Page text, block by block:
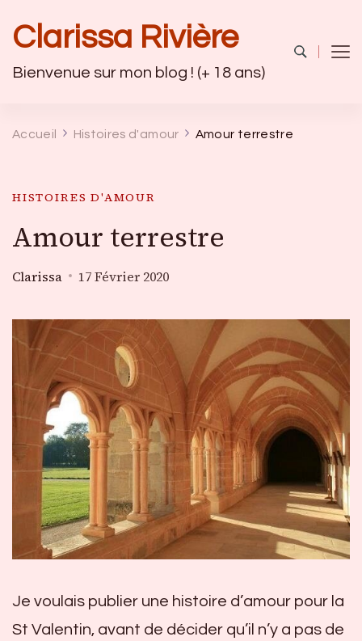
Clarissa Rivière
Bienvenue sur mon blog ! (+ 18 ans)
Accueil Histoires d'amour Amour terrestre
HISTOIRES D'AMOUR
Amour terrestre
Clarissa 17 Février 2020
Je voulais publier une histoire d’amour pour la
St Valentin, avant de décider qu’il n’y a pas de